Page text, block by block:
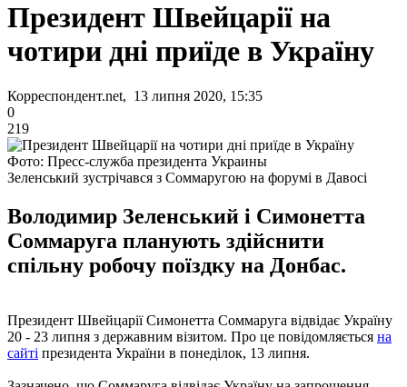
Президент Швейцарії на
чотири дні приїде в Україну
Корреспондент.net, 13 липня 2020, 15:35
0
219
Фото: Пресс-служба президента Украины
Зеленський зустрічався з Соммаругою на форумі в Давосі
Володимир Зеленський і Симонетта
Соммаруга планують здійснити
спільну робочу поїздку на Донбас.
Президент Швейцарії Симонетта Соммаруга відвідає Україну
20 - 23 липня з державним візитом. Про це повідомляється на
сайті президента України в понеділок, 13 липня.